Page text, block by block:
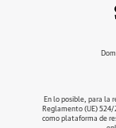
En lo posible, para la
Reglamento (UE) 524/
como plataforma de